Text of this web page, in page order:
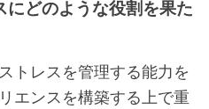
どのような役割を果た
トレスを管理する能力を
エンスを構築する上で重